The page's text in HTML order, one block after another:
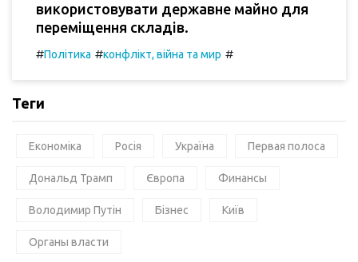
використовувати державне майно для
переміщення складів.
#Політика #конфлікт, війна та мир #
Теги
Економіка Росія Україна Первая полоса
Дональд Трамп Європа Финансы
Володимир Путін Бізнес Київ
Органы власти